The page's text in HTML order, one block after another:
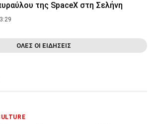
της SpaceX στη Σελήνη
ΟΛΕΣ ΟΙ ΕΙΔΗΣΕΙΣ